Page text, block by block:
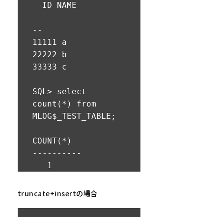
---------- --------
--
11111 a
22222 b
33333 c
SQL> select
count(*) from
MLOG$_TEST_TABLE;
COUNT(*)
----------
SQL> --delete +
truncate+insertの場合